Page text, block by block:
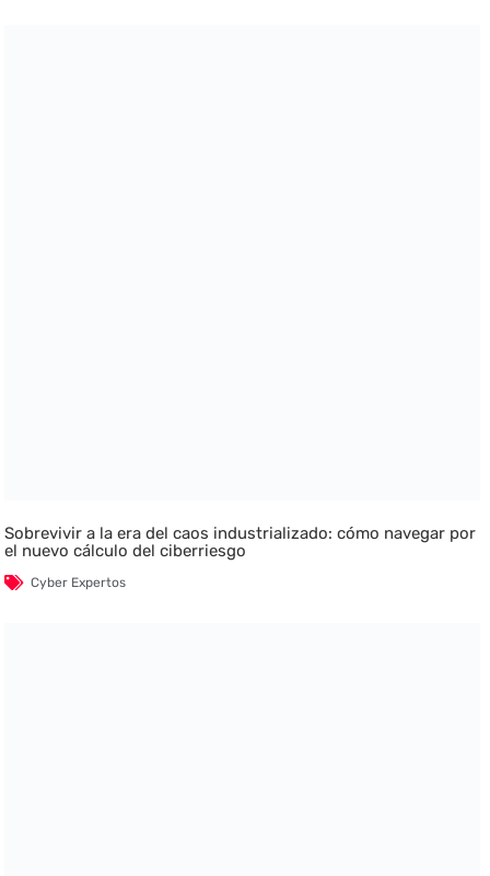
Sobrevivir a la era del caos industrializado: cómo navegar por
el nuevo cálculo del ciberriesgo
Cyber Expertos